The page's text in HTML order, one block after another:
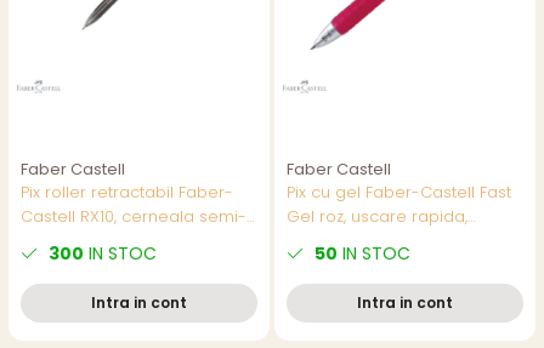
Faber Castell
Pix roller retractabil Faber-
Castell RX10, cerneala semi-
gel albastra, varf needle 1.0
mm, corp triunghiular
ergonomic
300 IN STOC
Intra in cont
Faber Castell
Pix cu gel Faber-Castell Fast
Gel roz, uscare rapida,
50 IN STOC
Intra in cont